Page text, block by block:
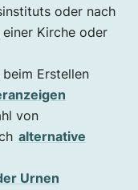
oder nach
Kirche oder
Erstellen
von
alternative
Urnen